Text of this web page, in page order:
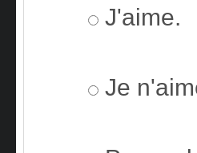
J'aime.
Je